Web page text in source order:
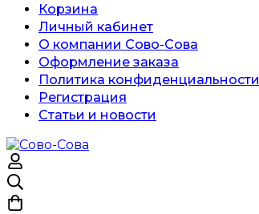
Корзина
Личный кабинет
О компании Сово-Сова
Оформление заказа
Политика конфиденциальности
Регистрация
Статьи и новости